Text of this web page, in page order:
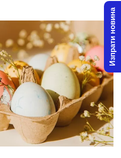
Изпрати новина